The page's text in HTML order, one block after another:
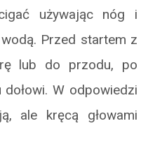
używając nóg i
Przed startem z
lub do przodu, po
W odpowiedzi
ale kręcą głowami